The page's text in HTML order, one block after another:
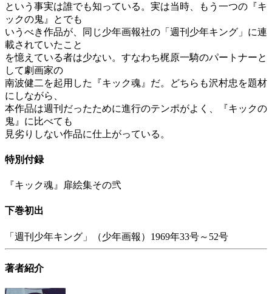
という事実は誰でも知っている。実は当時、もう一つの『キ
ックの鬼』とでも
いうべき作品が、同じ少年画報社の「週刊少年キング」に連
載されていたこと
を憶えている者は少ない。すなわち梶原一騎のパートナーと
して劇画家の
南波健二を起用した『キック魂』だ。どちらも沢村忠を題材
にしながら、
本作品は週刊だったために進行のテンポがよく、『キックの
鬼』に比べても
見劣りしない作品に仕上がっている。
特別付録
『キック魂』扉絵集その弐
下巻初出
「週刊少年キング」（少年画報）1969年33号～52号
著者紹介